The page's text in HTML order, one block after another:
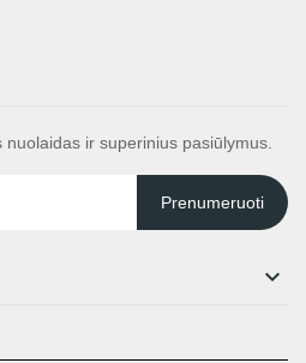
ir superinius pasiūlymus.
Prenumeruoti
